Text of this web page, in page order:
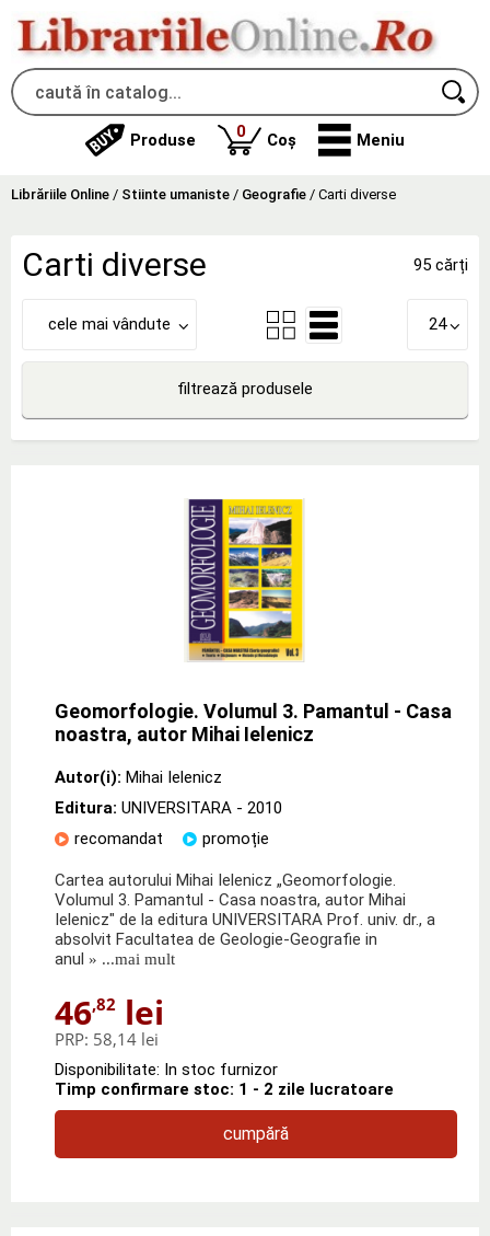
Produse 0produse
Coș Meniu
Librăriile Online / Stiinte umaniste / Geografie / Carti diverse
Carti diverse 95 cărți
cele mai vândute 24
filtrează produsele
Geomorfologie. Volumul 3. Pamantul - Casa
noastra, autor Mihai Ielenicz
Autor(i): Mihai Ielenicz
Editura: UNIVERSITARA - 2010
recomandat
promoție
Cartea autorului Mihai Ielenicz „Geomorfologie.
Volumul 3. Pamantul - Casa noastra, autor Mihai
Ielenicz" de la editura UNIVERSITARA Prof. univ. dr., a
absolvit Facultatea de Geologie-Geografie in
anul » ...mai mult
46,82 lei
PRP: 58,14 lei
Disponibilitate: In stoc furnizor
Timp confirmare stoc: 1 - 2 zile lucratoare
cumpără